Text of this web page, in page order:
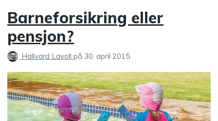
Barneforsikring eller
pensjon?
Hallvard Lavoll på 30. april 2015